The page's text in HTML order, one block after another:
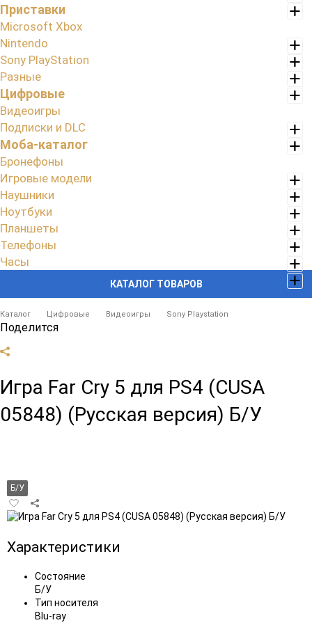
КАТАЛОГ ТОВАРОВ
Приставки
Microsoft Xbox
Nintendo
Sony PlayStation
Разные
Цифровые
Видеоигры
Подписки и DLC
Моба-каталог
Бронефоны
Игровые модели
Наушники
Ноутбуки
Планшеты
Телефоны
Часы
Каталог Цифровые Видеоигры Sony Playstation
Поделится
Игра Far Cry 5 для PS4 (CUSA
05848) (Русская версия) Б/У
Б/У
Добавить
в
Характеристики
Состояние
Б/У
Тип носителя
Blu-ray